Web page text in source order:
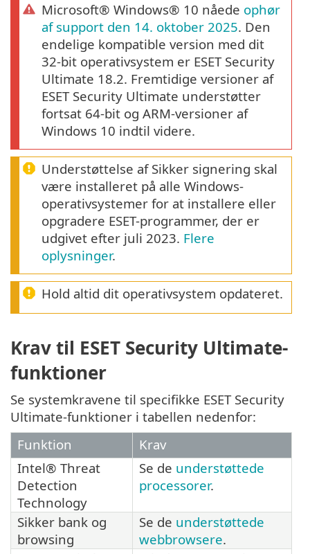
Microsoft® Windows® 10 nåede ophør
af support den 14. oktober 2025. Den
endelige kompatible version med dit
32-bit operativsystem er ESET Security
Ultimate 18.2. Fremtidige versioner af
ESET Security Ultimate understøtter
fortsat 64-bit og ARM-versioner af
Windows 10 indtil videre.
Understøttelse af Sikker signering skal
være installeret på alle Windows-
operativsystemer for at installere eller
opgradere ESET-programmer, der er
udgivet efter juli 2023. Flere
oplysninger.
Hold altid dit operativsystem opdateret.
Krav til ESET Security Ultimate-
funktioner
Se systemkravene til specifikke ESET Security
Ultimate-funktioner i tabellen nedenfor:
Funktion
Krav
Intel® Threat
Detection
Technology
Se de understøttede
processorer.
Sikker bank og
browsing
Se de understøttede
webbrowsere.